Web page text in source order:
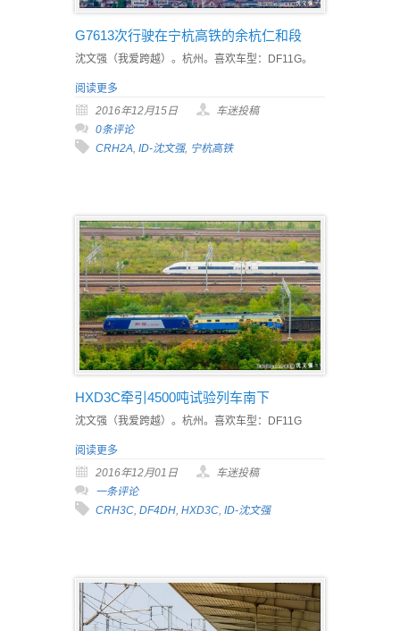
G7613次行驶在宁杭高铁的余杭仁和段
沈文强（我爱跨越）。杭州。喜欢车型：DF11G。
阅读更多
2016年12月15日
车迷投稿
0条评论
CRH2A ID-沈文强, 宁杭高铁
HXD3C牵引4500吨试验列车南下
沈文强（我爱跨越）。杭州。喜欢车型：DF11G
阅读更多
2016年12月01日
车迷投稿
一条评论
CRH3C, DF4DH, HXD3C, ID-沈文强